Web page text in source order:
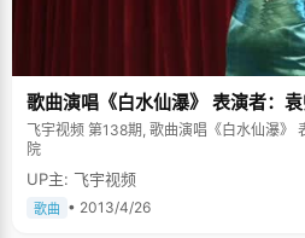
歌曲演唱《白水仙瀑》 表演者：
飞宇视频 第138期, 歌曲演唱《白水仙瀑》
院
UP主: 飞宇视频
歌曲 • 2013/4/26